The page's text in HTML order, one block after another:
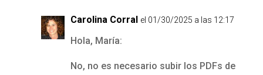
Carolina Corral el 01/30/2025 a las 12:17
Hola, María:
No, no es necesario subir los PDFs de